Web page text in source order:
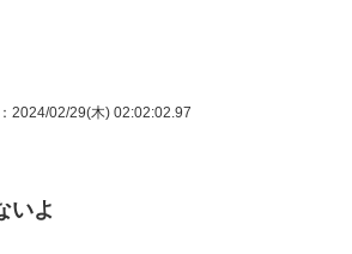
：2024/02/29(木) 02:02:02.97
いよ